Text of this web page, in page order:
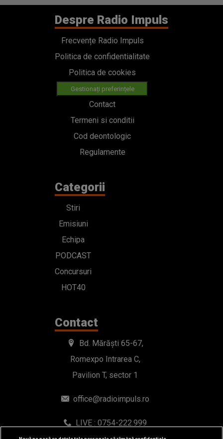
Despre Radio Impuls
Frecvențe Radio Impuls
Politica de confidentialitate
Politica de cookies
Gestionați preferințele
Contact
Termeni si conditii
Cod deontologic
Regulamente
Categorii
Stiri
Emisiuni
Echipa
PODCAST
Concursuri
HOT40
Contact
Bd. Mărăști 65-67,
Romexpo Intrarea C,
Pavilion T, sector 1
office@radioimpuls.ro
LIVE : 0754-222.999